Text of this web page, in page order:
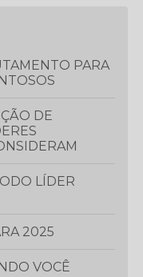
2025